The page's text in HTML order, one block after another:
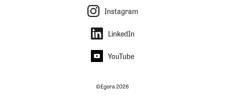
Instagram
LinkedIn
YouTube
©Egora 2026